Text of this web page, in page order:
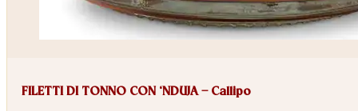
FILETTI DI TONNO CON ‘NDUJA – Callipo